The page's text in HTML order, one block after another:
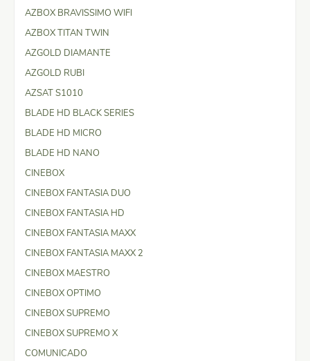
AZBOX BRAVISSIMO WIFI
AZBOX TITAN TWIN
AZGOLD DIAMANTE
AZGOLD RUBI
AZSAT S1010
BLADE HD BLACK SERIES
BLADE HD MICRO
BLADE HD NANO
CINEBOX
CINEBOX FANTASIA DUO
CINEBOX FANTASIA HD
CINEBOX FANTASIA MAXX
CINEBOX FANTASIA MAXX 2
CINEBOX MAESTRO
CINEBOX OPTIMO
CINEBOX SUPREMO
CINEBOX SUPREMO X
COMUNICADO